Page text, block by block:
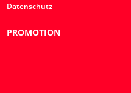
Datenschutz
PROMOTION